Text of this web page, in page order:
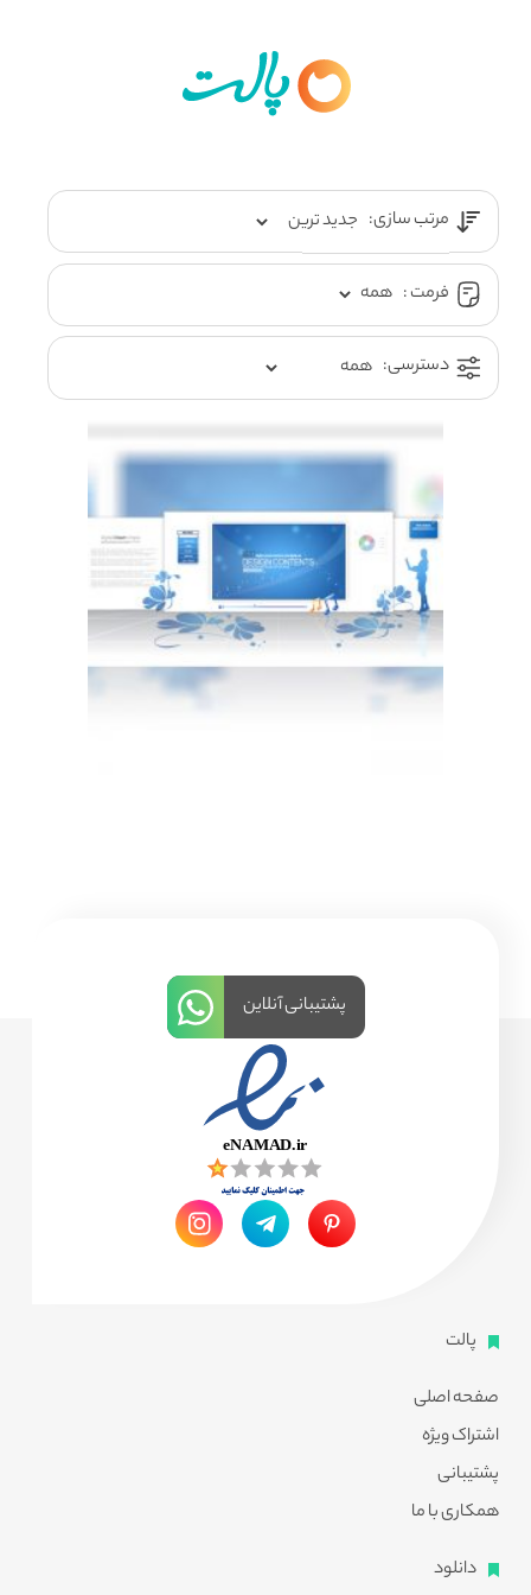
مرتب سازی:
فرمت :
دسترسی:
پالت
صفحه اصلی
اشتراک ویژه
پشتیبانی
همکاری با ما
دانلود
پشتیبانی آنلاین